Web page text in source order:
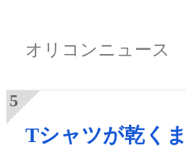
オリコンニュース
Tシャツが乾く